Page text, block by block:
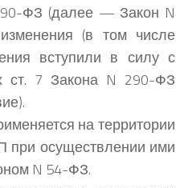
ФЗ (далее — Закон N
(в том числе
вступили в силу с
ст. 7 Закона N 290-ФЗ
на территории
при осуществлении ими
N 54-ФЗ.